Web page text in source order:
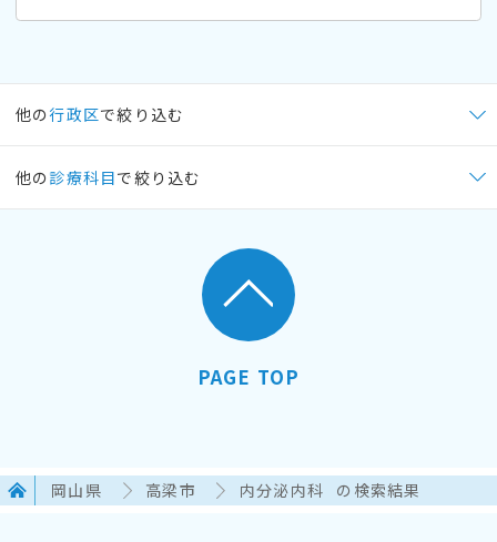
他の行政区で絞り込む
他の 診療科目で絞り込む
PAGE TOP
岡山県 高梁市 内分泌内科 の検索結果